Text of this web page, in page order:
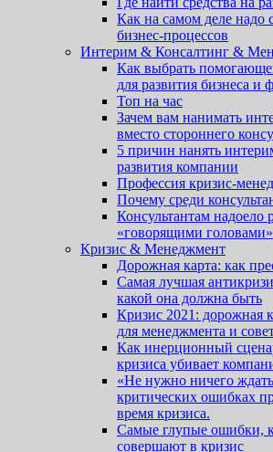
Как на самом деле надо
бизнес-процессов
Интерим & Консалтинг &
Как выбрать
для развития бизнеса и
Топ на час
Зачем вам нанимать
вместо стороннего
5 причин нанять
развития компании
Профессия кризис-
Почему среди
Консультантам надоело
«говорящими головами»
Кризис & Менеджмент
Дорожная карта: как
Самая лучшая
какой она должна быть
Кризис 2021: дорожная
для менеджмента и
Как инерционный
кризиса убивает
«Не нужно ничего
критических ошибках
время кризиса.
Cамые глупые ошибки,
совершают в кризис